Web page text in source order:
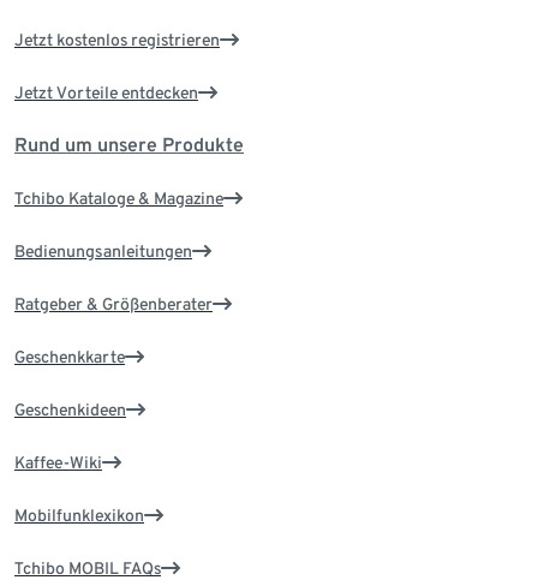
Jetzt kostenlos registrieren
Jetzt Vorteile entdecken
Rund um unsere Produkte
Tchibo Kataloge & Magazine
Bedienungsanleitungen
Ratgeber & Größenberater
Geschenkkarte
Geschenkideen
Kaffee-Wiki
Mobilfunklexikon
Tchibo MOBIL FAQs